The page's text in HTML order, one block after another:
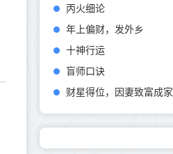
丙火细论
年上偏财，发外乡
十神行运
盲师口诀
财星得位，因妻致富成家